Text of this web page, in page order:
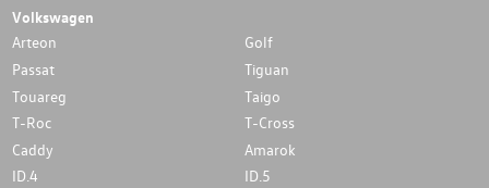
Volkswagen
Arteon
Golf
Passat
Tiguan
Touareg
Taigo
T-Roc
T-Cross
Caddy
Amarok
ID.4
ID.5